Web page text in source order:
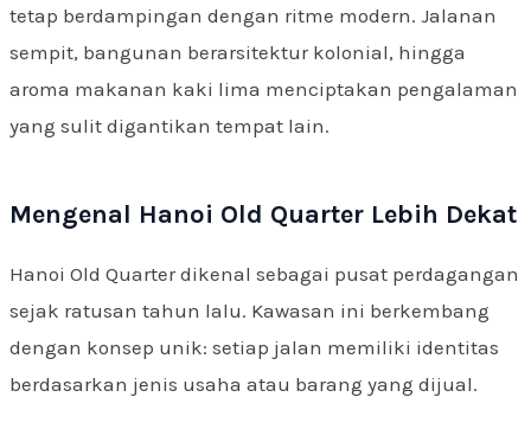
tetap berdampingan dengan ritme modern. Jalanan
sempit, bangunan berarsitektur kolonial, hingga
aroma makanan kaki lima menciptakan pengalaman
yang sulit digantikan tempat lain.
Mengenal Hanoi Old Quarter Lebih Dekat
Hanoi Old Quarter dikenal sebagai pusat perdagangan
sejak ratusan tahun lalu. Kawasan ini berkembang
dengan konsep unik: setiap jalan memiliki identitas
berdasarkan jenis usaha atau barang yang dijual.